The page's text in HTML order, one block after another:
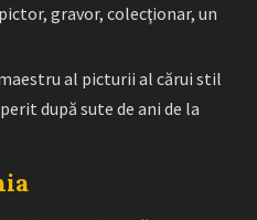
gravor, colecţionar, un
al picturii al cărui stil
după sute de ani de la